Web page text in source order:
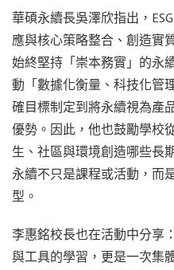
華碩永續長吳澤欣指出，
應與核心策略整合、創造實
始終堅持「崇本務實」的永
動「數據化衡量、科技化管
確目標制定到將永續視為產
優勢。因此，他也鼓勵學校
生、社區與環境創造哪些長
永續不只是課程或活動，而
型。
李惠銘校長也在活動中分享
與工具的學習，更是一次集